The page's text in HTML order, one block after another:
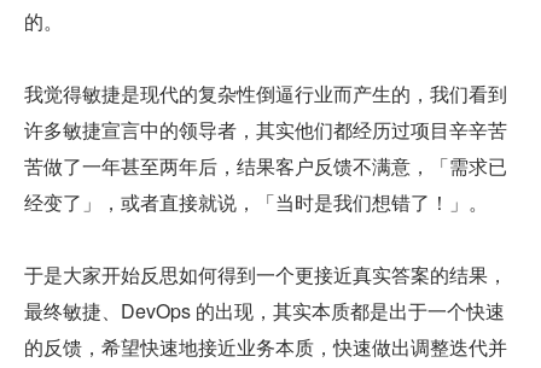
的。
我觉得敏捷是现代的复杂性倒逼行业而产生的，我们看到
许多敏捷宣言中的领导者，其实他们都经历过项目辛辛苦
苦做了一年甚至两年后，结果客户反馈不满意，「需求已
经变了」，或者直接就说，「当时是我们想错了！」。
于是大家开始反思如何得到一个更接近真实答案的结果，
最终敏捷、DevOps 的出现，其实本质都是出于一个快速
的反馈，希望快速地接近业务本质，快速做出调整迭代并